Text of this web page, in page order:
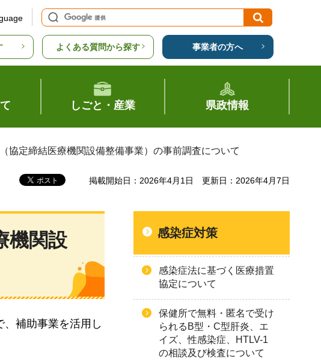
よくある質問から探す 事業者の方へ
しごと・産業 県政情報
協定締結医療機関設備整備事業）の事前調査について
掲載開始日：2026年4月1日 更新日：2026年4月7日
機関設
補助事業を活用し
感染症対策
感染症法に基づく医療措置
協定について
保健所で無料・匿名で受け
られるB型・C型肝炎、エ
イズ、性感染症、HTLV-1
の相談及び検査について